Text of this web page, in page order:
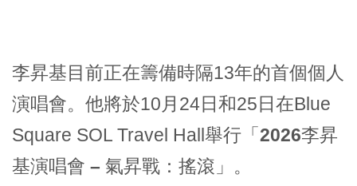
李昇基目前正在籌備時隔13年的首個個人
演唱會。他將於10月24日和25日在Blue
Square SOL Travel Hall舉行「 2026李昇
基演唱會 – 氣昇戰：搖滾 」。